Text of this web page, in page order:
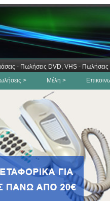
- Πωλήσεις DVD, VHS -
> Μέλη >